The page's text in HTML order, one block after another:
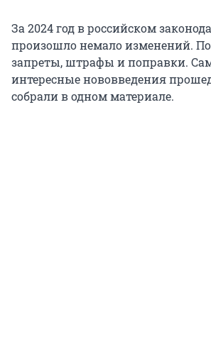
За 2024 год в российском
произошло немало изменений.
запреты, штрафы и поправки.
интересные нововведения
собрали в одном материале.